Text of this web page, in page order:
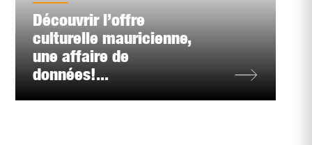
Découvrir l’offre
culturelle mauricienne,
une affaire de
données!...